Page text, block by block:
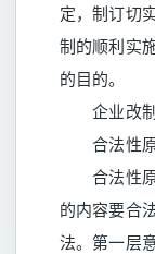
定，制订切
制的顺利实
的目的。
企业改制
合法性
合法性原
的内容要合
法。第一层